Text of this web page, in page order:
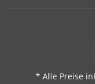
* Alle Preise